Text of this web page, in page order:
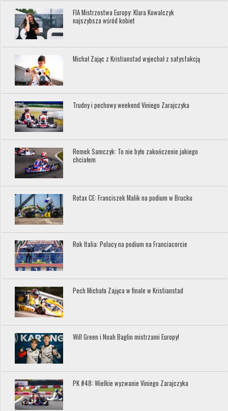
FIA Mistrzostwa Europy: Klara Kowalczyk
najszybsza wśród kobiet
Michał Zając z Kristianstad wyjechał z satysfakcją
Trudny i pechowy weekend Viniego Zarajczyka
Remek Samczyk: To nie było zakończenie jakiego
chciałem
Rotax CE: Franciszek Malik na podium w Brucku
Rok Italia: Polacy na podium na Franciacorcie
Pech Michała Zająca w finale w Kristianstad
Will Green i Noah Baglin mistrzami Europy!
PK #48: Wielkie wyzwanie Viniego Zarajczyka